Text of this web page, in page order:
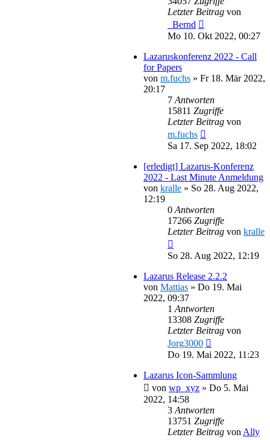
Letzter Beitrag von
_Bernd
Mo 10. Okt 2022, 00:27
Lazaruskonferenz 2022 - Call
for Papers
von m.fuchs » Fr 18. Mär 2022,
20:17
7 Antworten
15811 Zugriffe
Letzter Beitrag von
m.fuchs
Sa 17. Sep 2022, 18:02
[erledigt] Lazarus-Konferenz
2022 - Last Minute Anmeldung
von kralle » So 28. Aug 2022,
12:19
0 Antworten
17266 Zugriffe
Letzter Beitrag von kralle
So 28. Aug 2022, 12:19
Lazarus Release 2.2.2
von Mattias » Do 19. Mai
2022, 09:37
1 Antworten
13308 Zugriffe
Letzter Beitrag von
Jorg3000
Do 19. Mai 2022, 11:23
Lazarus Icon-Sammlung
von wp_xyz » Do 5. Mai
2022, 14:58
3 Antworten
13751 Zugriffe
Letzter Beitrag von Ally